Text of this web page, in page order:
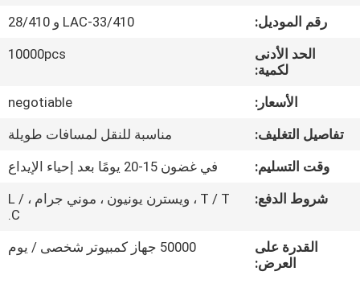
جولة
مراقبة
الجودة
اتصل
رقم الموديل:
LAC-33/410 و 28/410
الحد الأدنى
لكمية:
10000pcs
الأسعار:
negotiable
تفاصيل التغليف:
مناسبة للنقل لمسافات طويلة
وقت التسليم:
في غضون 15-20 يومًا بعد إحياء الإيداع
شروط الدفع:
T / T ، ويسترن يونيون ، موني جرام ، L /
C.
القدرة على
العرض:
50000 جهاز كمبيوتر شخصى / يوم